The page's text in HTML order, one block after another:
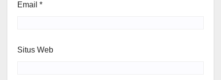
Email *
Situs Web